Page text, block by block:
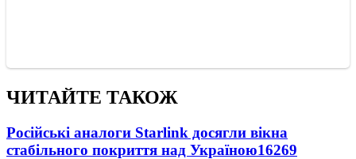
ЧИТАЙТЕ ТАКОЖ
Російські аналоги Starlink досягли вікна
стабільного покриття над Україною16269